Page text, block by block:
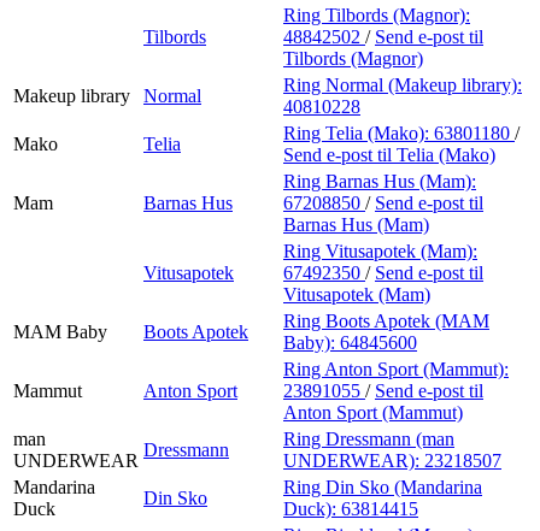
Tilbords
Ring Tilbords (Magnor):
48842502 / Send e-post til
Tilbords (Magnor)
Makeup library
Normal
Ring Normal (Makeup library):
40810228
Mako
Telia
Ring Telia (Mako): 63801180 /
Send e-post til Telia (Mako)
Mam Barnas Hus
Ring Barnas Hus (Mam):
67208850 / Send e-post til
Barnas Hus (Mam)
Vitusapotek
Ring Vitusapotek (Mam):
67492350 / Send e-post til
Vitusapotek (Mam)
MAM Baby
Boots Apotek
Ring Boots Apotek (MAM
Baby): 64845600
Mammut Anton Sport
Ring Anton Sport (Mammut):
23891055 / Send e-post til
Anton Sport (Mammut)
man
UNDERWEAR
Dressmann
Ring Dressmann (man
UNDERWEAR): 23218507
Mandarina
Duck
Din Sko
Ring Din Sko (Mandarina
Duck): 63814415